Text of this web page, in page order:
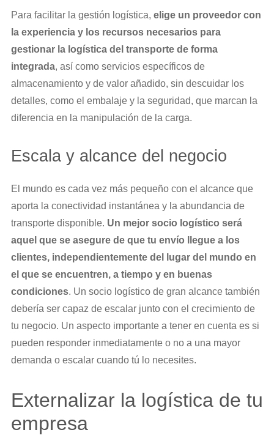
Para facilitar la gestión logística, elige un proveedor con
la experiencia y los recursos necesarios para
gestionar la logística del transporte de forma
integrada, así como servicios específicos de
almacenamiento y de valor añadido, sin descuidar los
detalles, como el embalaje y la seguridad, que marcan la
diferencia en la manipulación de la carga.
Escala y alcance del negocio
El mundo es cada vez más pequeño con el alcance que
aporta la conectividad instantánea y la abundancia de
transporte disponible. Un mejor socio logístico será
aquel que se asegure de que tu envío llegue a los
clientes, independientemente del lugar del mundo en
el que se encuentren, a tiempo y en buenas
condiciones. Un socio logístico de gran alcance también
debería ser capaz de escalar junto con el crecimiento de
tu negocio. Un aspecto importante a tener en cuenta es si
pueden responder inmediatamente o no a una mayor
demanda o escalar cuando tú lo necesites.
Externalizar la logística de tu
empresa